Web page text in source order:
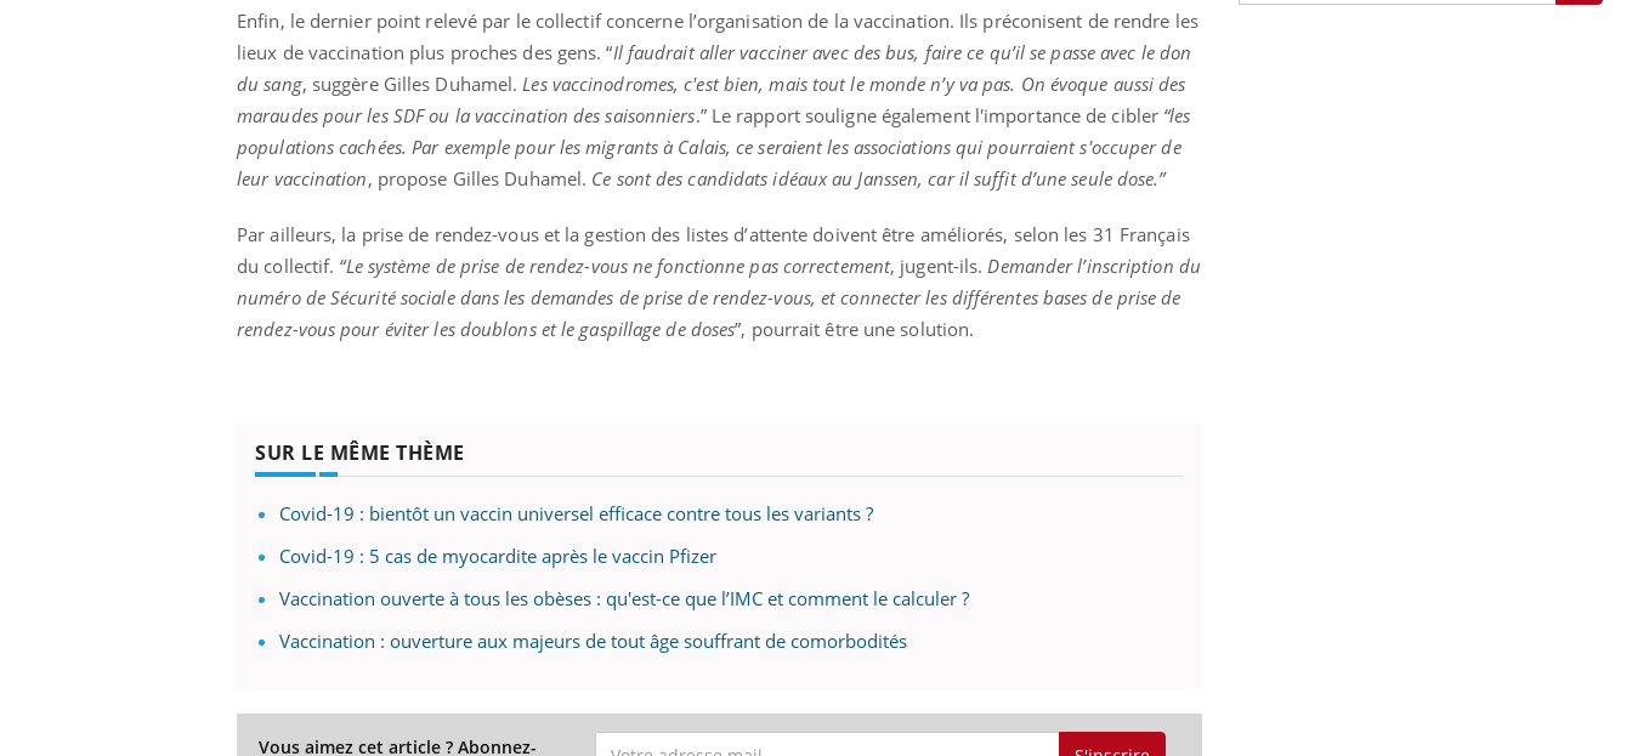
Enfin, le dernier point relevé par le collectif concerne l’organisation de la vaccination. Ils préconisent de rendre les
lieux de vaccination plus proches des gens. “Il faudrait aller vacciner avec des bus, faire ce qu’il se passe avec le don
du sang, suggère Gilles Duhamel. Les vaccinodromes, c'est bien, mais tout le monde n’y va pas. On évoque aussi des
maraudes pour les SDF ou la vaccination des saisonniers.” Le rapport souligne également l'importance de cibler “les
populations cachées. Par exemple pour les migrants à Calais, ce seraient les associations qui pourraient s'occuper de
leur vaccination, propose Gilles Duhamel. Ce sont des candidats idéaux au Janssen, car il suffit d’une seule dose.”
Par ailleurs, la prise de rendez-vous et la gestion des listes d’attente doivent être améliorés, selon les 31 Français
du collectif. “Le système de prise de rendez-vous ne fonctionne pas correctement, jugent-ils. Demander l’inscription du
numéro de Sécurité sociale dans les demandes de prise de rendez-vous, et connecter les différentes bases de prise de
rendez-vous pour éviter les doublons et le gaspillage de doses”, pourrait être une solution.
SUR LE MÊME THÈME
Covid-19 : bientôt un vaccin universel efficace contre tous les variants ?
Covid-19 : 5 cas de myocardite après le vaccin Pfizer
Vaccination ouverte à tous les obèses : qu'est-ce que l’IMC et comment le calculer ?
Vaccination : ouverture aux majeurs de tout âge souffrant de comorbodités
Vous aimez cet article ? Abonnez-